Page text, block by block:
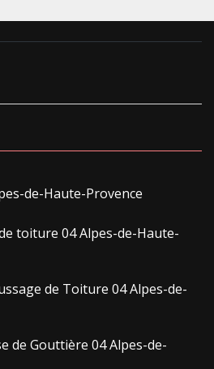
de-Haute-Provence
toiture 04 Alpes-de-Haute-
de Toiture 04 Alpes-de-
de Gouttière 04 Alpes-de-